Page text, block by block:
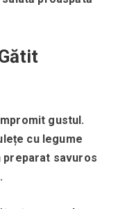
gustul.
cu legume
preparat savuros